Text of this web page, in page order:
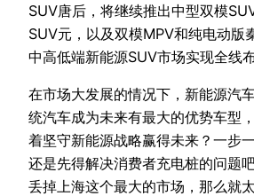
SUV唐后，将继续推出中型双模
SUV元，以及双模MPV和纯电动版
中高低端新能源SUV市场实现全线布
在市场大发展的情况下，新能源汽
统汽车成为未来有最大的优势车型
着坚守新能源战略赢得未来？一步
还是先得解决消费者充电桩的问题
丢掉上海这个最大的市场，那么就太